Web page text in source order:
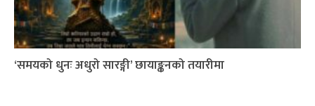
‘समयको धुनः अधुरो सारङ्गी’ छायाङ्कनको तयारीमा